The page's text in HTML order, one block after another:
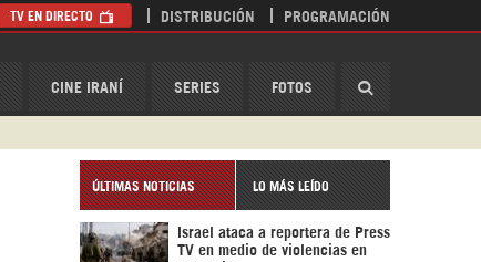
CINE IRANÍ SERIES FOTOS
TV EN DIRECTO DISTRIBUCIÓN PROGRAMACIÓN
ÚLTIMAS NOTICIAS LO MÁS LEÍDO
Israel ataca a reportera de Press
TV en medio de violencias en